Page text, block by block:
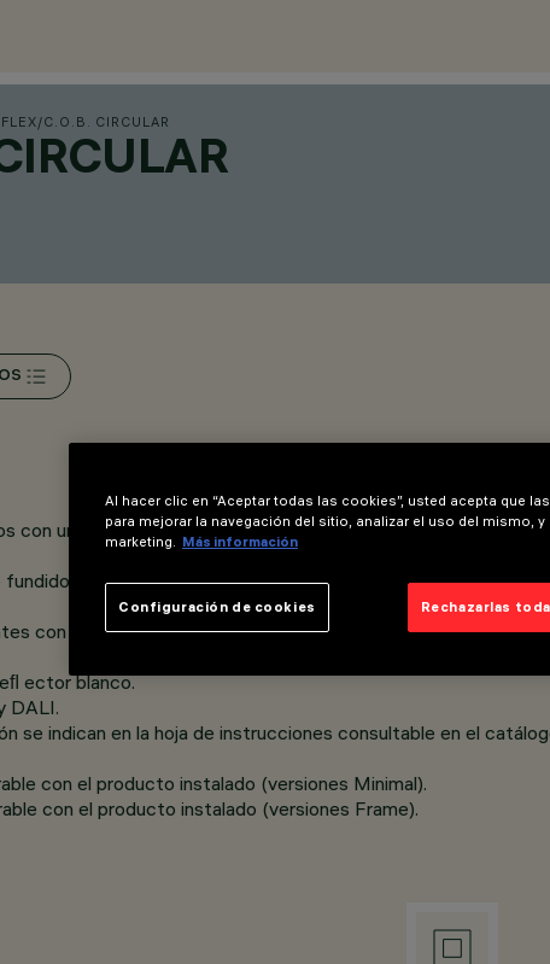
/C.O.B. CIRCULAR
con un grosor de 12,5 mm para versiones Minimal (sin falda
fundido a presión y extruido. • Reﬂector de material
con videoterminales UGR<19, versiones Super Comfort
ector blanco.
DALI.
se indican en la hoja de instrucciones consultable en el
con el producto instalado (versiones Minimal).
con el producto instalado (versiones Frame).
Al hacer clic en “Aceptar todas las cookies”, usted acepta que
para mejorar la navegación del sitio, analizar el uso del mismo,
marketing.
Más información
Rechazarlas
Configuración de cookies